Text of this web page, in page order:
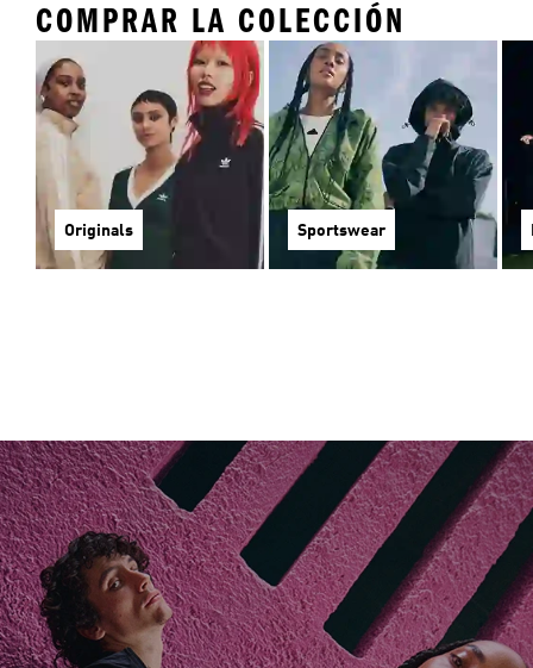
COMPRAR LA COLECCIÓN
Originals Sportswear